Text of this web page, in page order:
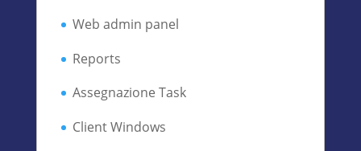
Web admin panel
Reports
Assegnazione Task
Client Windows